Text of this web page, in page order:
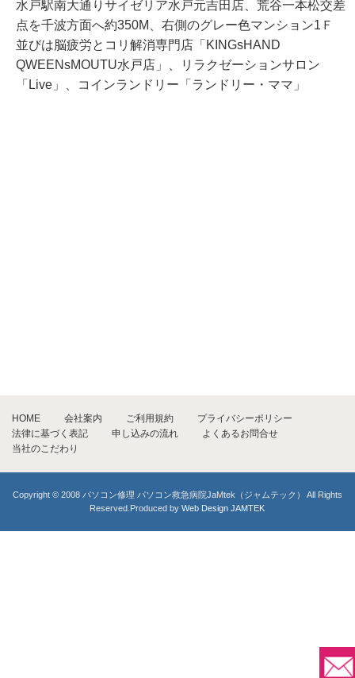
水戸駅南大通りサイゼリア水戸元吉田店、荒谷一本松交差
点を千波方面へ約350M、右側のグレー色マンション1Ｆ
並びは脳疲労とコリ解消専門店「KINGsHAND
QWEENsMOUTU水戸店」、リラクゼーションサロン
「Live」、コインランドリー「ランドリー・ママ」
HOME 会社案内 ご利用規約
プライバシーポリシー
法律に基づく表記
申し込みの流れ
よくあるお問合せ
当社のこだわり
Copyright © 2008 パソコン修理 パソコン救急病院JaMtek（ジャムテック） All Rights
Reserved.Produced byWeb Design JAMTEK